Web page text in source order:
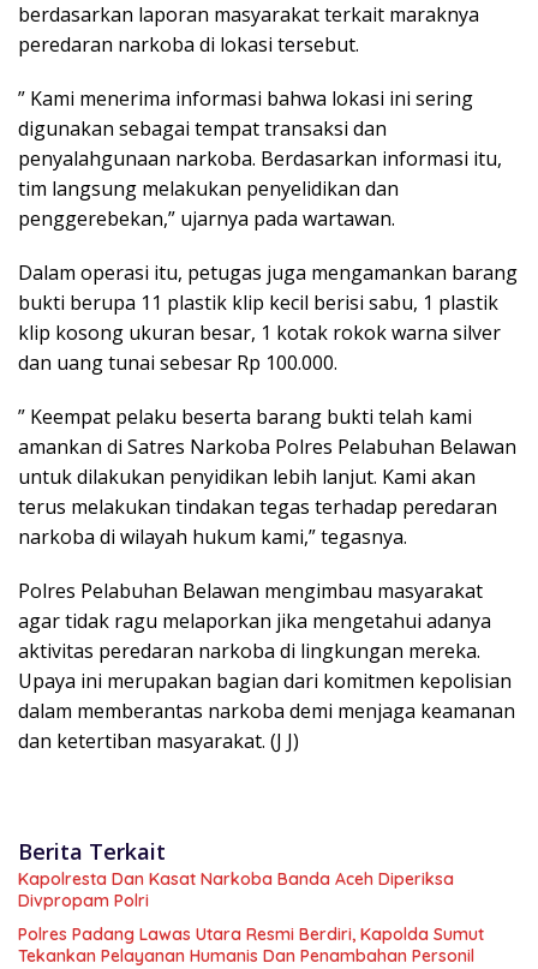
berdasarkan laporan masyarakat terkait maraknya
peredaran narkoba di lokasi tersebut.
” Kami menerima informasi bahwa lokasi ini sering
digunakan sebagai tempat transaksi dan
penyalahgunaan narkoba. Berdasarkan informasi itu,
tim langsung melakukan penyelidikan dan
penggerebekan,” ujarnya pada wartawan.
Dalam operasi itu, petugas juga mengamankan barang
bukti berupa 11 plastik klip kecil berisi sabu, 1 plastik
klip kosong ukuran besar, 1 kotak rokok warna silver
dan uang tunai sebesar Rp 100.000.
” Keempat pelaku beserta barang bukti telah kami
amankan di Satres Narkoba Polres Pelabuhan Belawan
untuk dilakukan penyidikan lebih lanjut. Kami akan
terus melakukan tindakan tegas terhadap peredaran
narkoba di wilayah hukum kami,” tegasnya.
Polres Pelabuhan Belawan mengimbau masyarakat
agar tidak ragu melaporkan jika mengetahui adanya
aktivitas peredaran narkoba di lingkungan mereka.
Upaya ini merupakan bagian dari komitmen kepolisian
dalam memberantas narkoba demi menjaga keamanan
dan ketertiban masyarakat. (J J)
Berita Terkait
Kapolresta Dan Kasat Narkoba Banda Aceh Diperiksa
Divpropam Polri
Polres Padang Lawas Utara Resmi Berdiri, Kapolda Sumut
Tekankan Pelayanan Humanis Dan Penambahan Personil